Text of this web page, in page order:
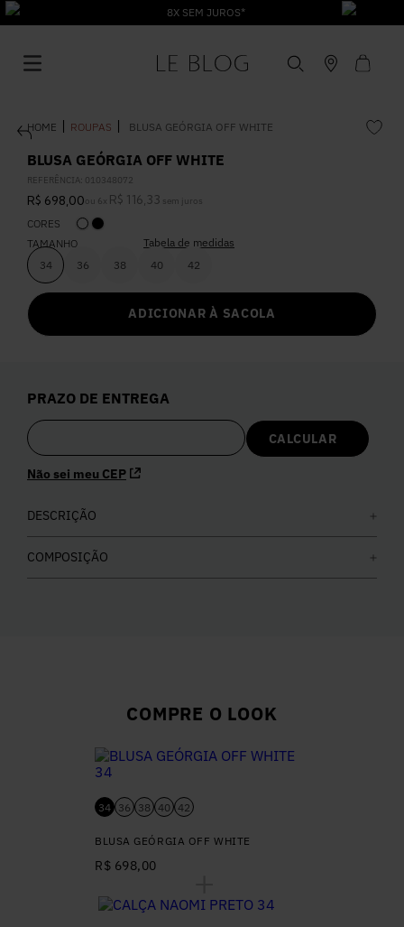
8X SEM JUROS*
ROUPAS BLUSA GEÓRGIA OFF WHITE
BLUSA GEÓRGIA OFF WHITE
REFERÊNCIA: 010348072
R$ 698,00 ou 6 x R$ 116 33 sem juros
CORES
TAMANHO
34
36 38 40 42
Tabela de medidas
ADICIONAR À SACOLA
PRAZO DE ENTREGA
Não sei meu CEP
DESCRIÇÃO
COMPOSIÇÃO
COMPRE O LOOK
34 36 38 40 42
BLUSA GEÓRGIA OFF WHITE
R$ 698,00
1º Vestido
2 Roupas
5º Calça
6º Colete
7º